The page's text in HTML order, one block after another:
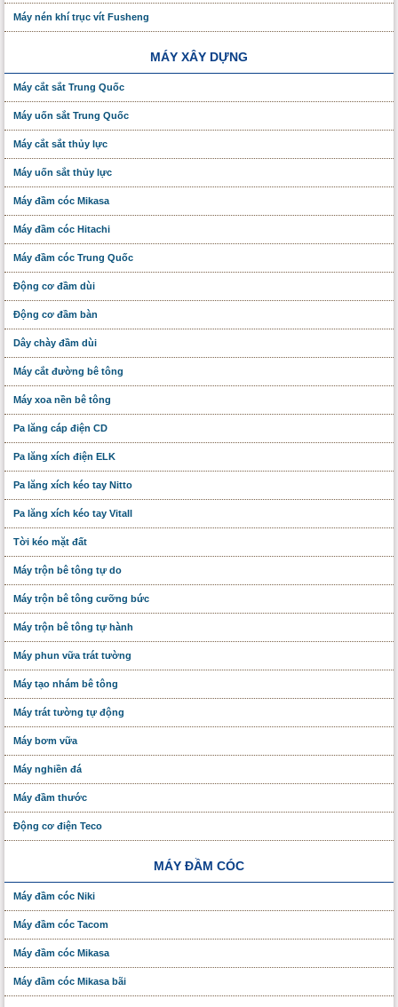
Máy nén khí trục vít Fusheng
MÁY XÂY DỰNG
Máy cắt sắt Trung Quốc
Máy uốn sắt Trung Quốc
Máy cắt sắt thủy lực
Máy uốn sắt thủy lực
Máy đầm cóc Mikasa
Máy đầm cóc Hitachi
Máy đầm cóc Trung Quốc
Động cơ đầm dùi
Động cơ đầm bàn
Dây chày đầm dùi
Máy cắt đường bê tông
Máy xoa nền bê tông
Pa lăng cáp điện CD
Pa lăng xích điện ELK
Pa lăng xích kéo tay Nitto
Pa lăng xích kéo tay Vitall
Tời kéo mặt đất
Máy trộn bê tông tự do
Máy trộn bê tông cưỡng bức
Máy trộn bê tông tự hành
Máy phun vữa trát tường
Máy tạo nhám bê tông
Máy trát tường tự động
Máy bơm vữa
Máy nghiền đá
Máy đầm thước
Động cơ điện Teco
MÁY ĐẦM CÓC
Máy đầm cóc Niki
Máy đầm cóc Tacom
Máy đầm cóc Mikasa
Máy đầm cóc Mikasa bãi